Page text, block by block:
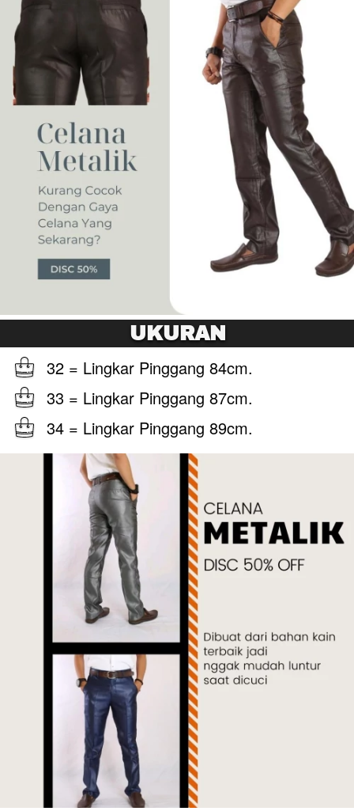
UKURAN
32 = Lingkar Pinggang 84cm.
33 = Lingkar Pinggang 87cm.
34 = Lingkar Pinggang 89cm.